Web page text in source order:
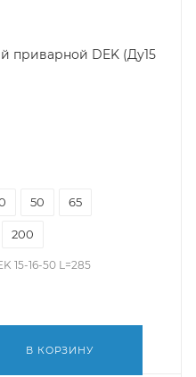
приварной DEK (Ду15
50 65
200
15-16-50 L=285
В КОРЗИНУ